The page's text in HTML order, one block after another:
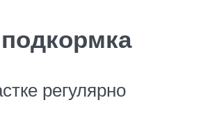
регулярно